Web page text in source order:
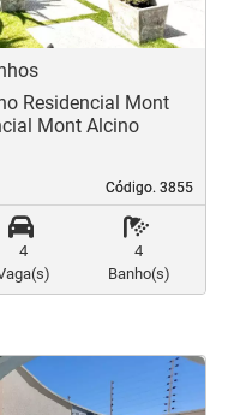
Código. 3855
Código. 3855
Residencial Mont
Mont Alcino
4
4
Banho(s)